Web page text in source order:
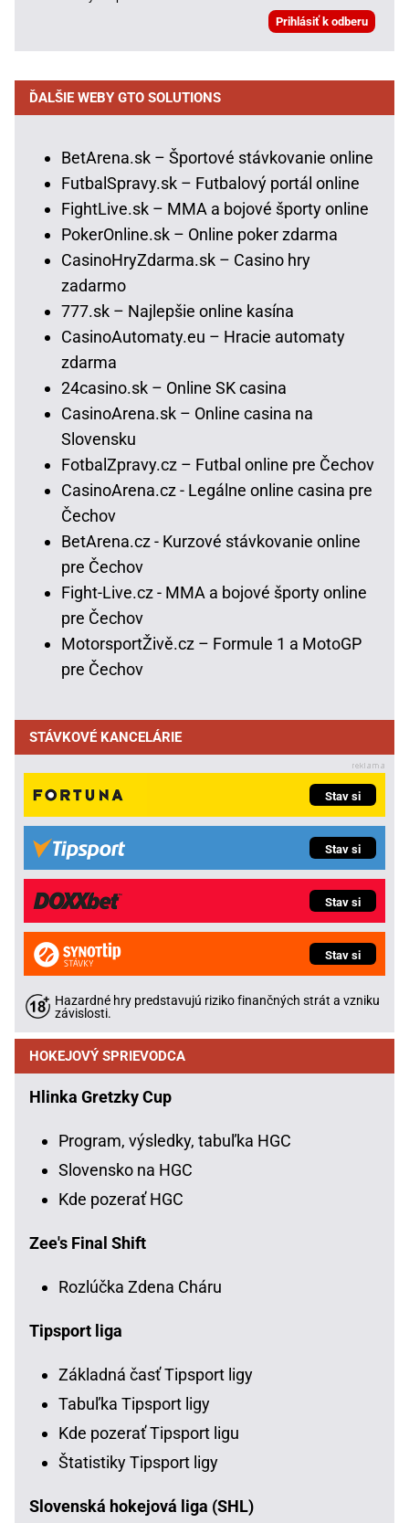
ĎALŠIE WEBY GTO SOLUTIONS
BetArena.sk – Športové stávkovanie online
FutbalSpravy.sk – Futbalový portál online
FightLive.sk – MMA a bojové športy online
PokerOnline.sk – Online poker zdarma
CasinoHryZdarma.sk – Casino hry
zadarmo
777.sk – Najlepšie online kasína
CasinoAutomaty.eu – Hracie automaty
zdarma
24casino.sk – Online SK casina
CasinoArena.sk – Online casina na
Slovensku
FotbalZpravy.cz – Futbal online pre Čechov
CasinoArena.cz - Legálne online casina pre
Čechov
BetArena.cz - Kurzové stávkovanie online
pre Čechov
Fight-Live.cz - MMA a bojové športy online
pre Čechov
MotorsportŽivě.cz – Formule 1 a MotoGP
pre Čechov
STÁVKOVÉ KANCELÁRIE
Stav si
Stav si
Stav si
Stav si
Hazardné hry predstavujú riziko finančných strát a vzniku
závislosti.
HOKEJOVÝ SPRIEVODCA
Hlinka Gretzky Cup
Program, výsledky, tabuľka HGC
Slovensko na HGC
Kde pozerať HGC
Zee's Final Shift
Rozlúčka Zdena Cháru
Tipsport liga
Základná časť Tipsport ligy
Tabuľka Tipsport ligy
Kde pozerať Tipsport ligu
Štatistiky Tipsport ligy
Slovenská hokejová liga (SHL)